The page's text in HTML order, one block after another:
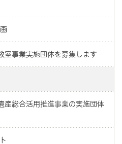
室事業実施団体を募集します
産総合活用推進事業の実施団体